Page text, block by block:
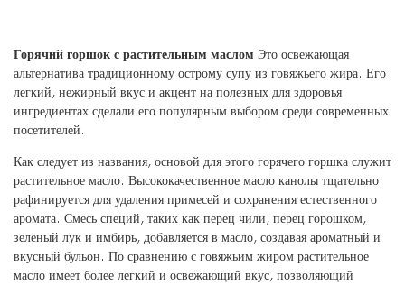
Горячий горшок с растительным маслом Это освежающая
альтернатива традиционному острому супу из говяжьего жира. Его
легкий, нежирный вкус и акцент на полезных для здоровья
ингредиентах сделали его популярным выбором среди современных
посетителей.
Как следует из названия, основой для этого горячего горшка служит
растительное масло. Высококачественное масло канолы тщательно
рафинируется для удаления примесей и сохранения естественного
аромата. Смесь специй, таких как перец чили, перец горошком,
зеленый лук и имбирь, добавляется в масло, создавая ароматный и
вкусный бульон. По сравнению с говяжьим жиром растительное
масло имеет более легкий и освежающий вкус, позволяющий